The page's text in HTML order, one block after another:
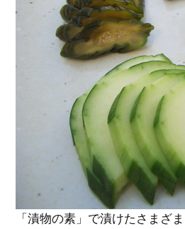
「漬物の素」で漬けたさまざ